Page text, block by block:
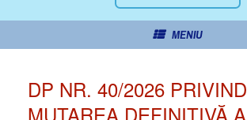
MENIU
DP NR. 40/2026 PRIVIND
MUTAREA DEFINITIVĂ A